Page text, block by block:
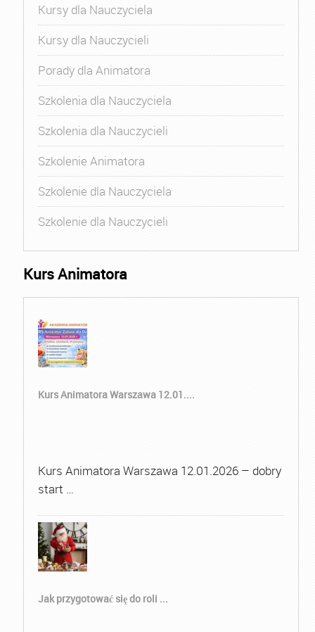
Kursy dla Nauczyciela
Kursy dla Nauczycieli
Porady dla Animatora
Szkolenia dla Nauczyciela
Szkolenia dla Nauczycieli
Szkolenie Animatora
Szkolenie dla Nauczyciela
Szkolenie dla Nauczycieli
Kurs Animatora
Kurs Animatora Warszawa 12.01....
Kurs Animatora Warszawa 12.01.2026 – dobry
start …
Jak przygotować się do roli ...